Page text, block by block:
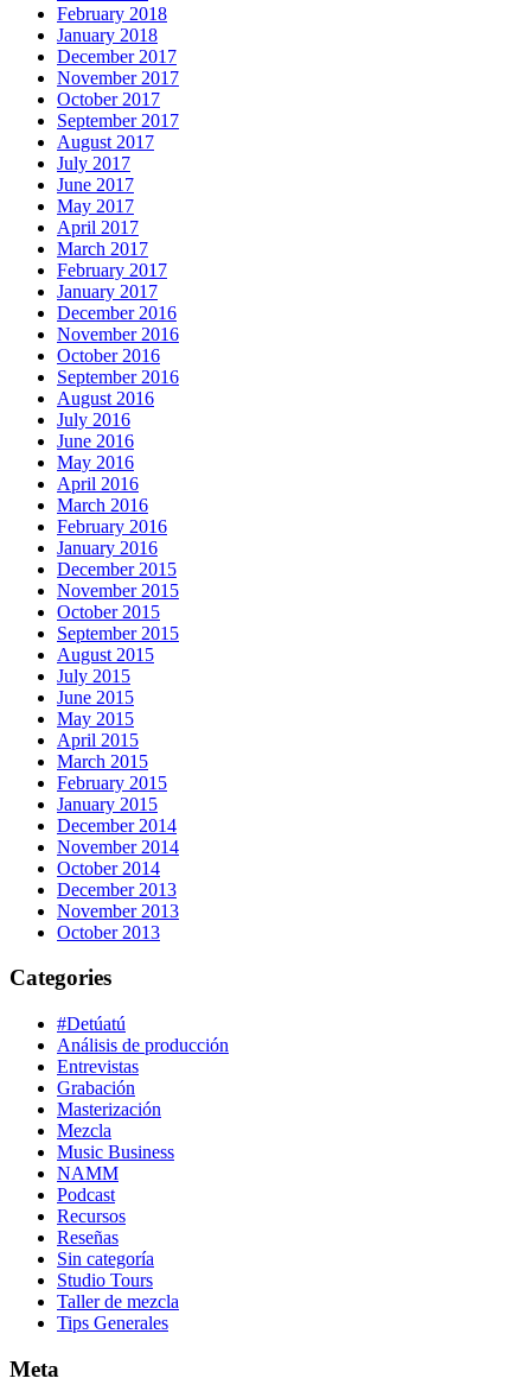
February 2018
January 2018
December 2017
November 2017
October 2017
September 2017
August 2017
July 2017
June 2017
May 2017
April 2017
March 2017
February 2017
January 2017
December 2016
November 2016
October 2016
September 2016
August 2016
July 2016
June 2016
May 2016
April 2016
March 2016
February 2016
January 2016
December 2015
November 2015
October 2015
September 2015
August 2015
July 2015
June 2015
May 2015
April 2015
March 2015
February 2015
January 2015
December 2014
November 2014
October 2014
December 2013
November 2013
October 2013
Categories
#Detúatú
Análisis de producción
Entrevistas
Grabación
Masterización
Mezcla
Music Business
NAMM
Podcast
Recursos
Reseñas
Sin categoría
Studio Tours
Taller de mezcla
Tips Generales
Meta